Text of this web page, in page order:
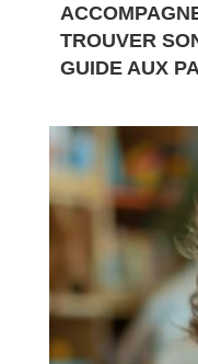
TROUVER
GUIDE AUX